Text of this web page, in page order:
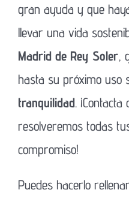
gran ayuda y que
llevar una vida
Madrid de Rey Soler,
hasta su próximo uso
tranquilidad.
resolveremos todas
compromiso!
Puedes hacerlo